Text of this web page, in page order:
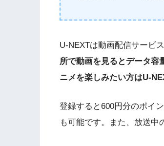
U-NEXTは動画配信サービ
所で動画を見るとデータ容
ニメを楽しみたい方はU-
登録すると600円分のポイ
も可能です。また、放送中